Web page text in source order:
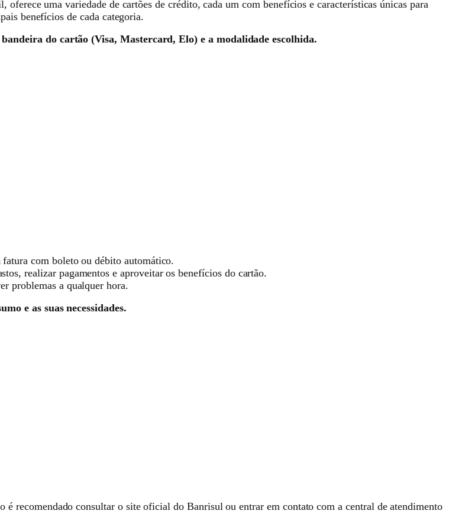
uma variedade de cartões de crédito, cada um com benefícios e características únicas para
benefícios de cada categoria.
do cartão (Visa, Mastercard, Elo) e a modalidade escolhida.
com boleto ou débito automático.
realizar pagamentos e aproveitar os benefícios do cartão.
problemas a qualquer hora.
e as suas necessidades.
é recomendado consultar o site oficial do Banrisul ou entrar em contato com a central de atendimento